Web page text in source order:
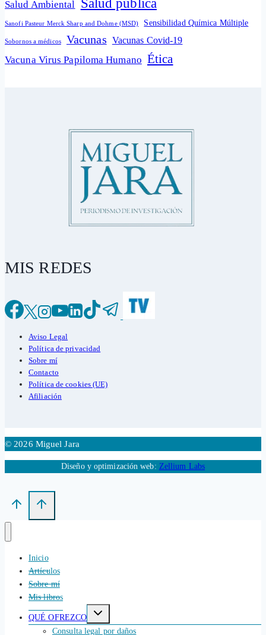
Salud Ambiental Salud pública
Sanofi Pasteur Merck Sharp and Dohme (MSD) Sensibilidad Química Múltiple
Sobornos a médicos Vacunas Vacunas Covid-19
Vacuna Virus Papiloma Humano Ética
MIS REDES
Aviso Legal
Política de privacidad
Sobre mí
Contacto
Política de cookies (UE)
Afiliación
© 2026 Miguel Jara
Diseño y optimización web: Zellium Labs
Inicio
Artículos
Sobre mí
Mis libros
QUÉ OFREZCO
Alternar
menú
hijo
Consulta legal por daños